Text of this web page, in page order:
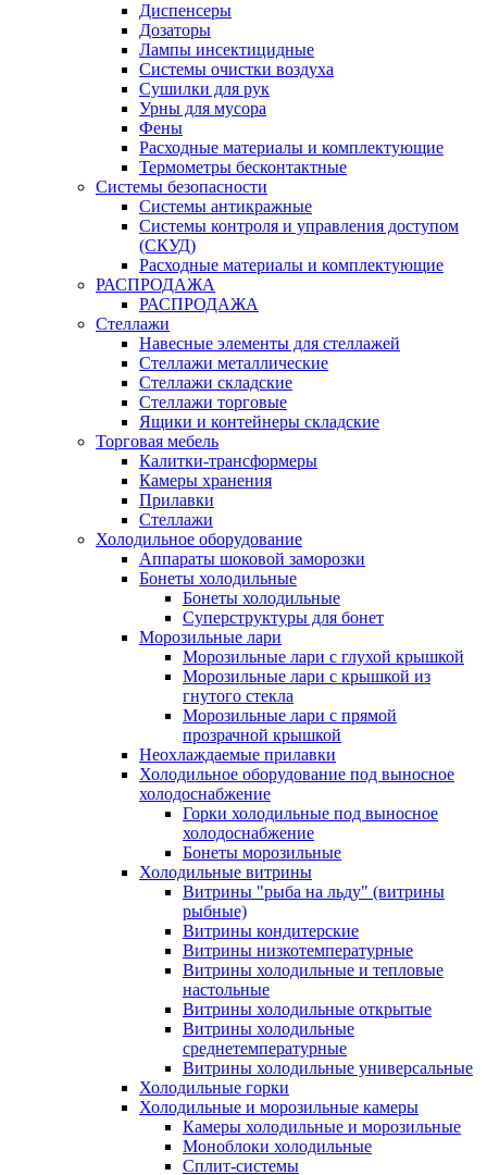
Диспенсеры
Дозаторы
Лампы инсектицидные
Системы очистки воздуха
Сушилки для рук
Урны для мусора
Фены
Расходные материалы и комплектующие
Термометры бесконтактные
Системы безопасности
Системы антикражные
Системы контроля и управления доступом
(СКУД)
Расходные материалы и комплектующие
РАСПРОДАЖА
РАСПРОДАЖА
Стеллажи
Навесные элементы для стеллажей
Стеллажи металлические
Стеллажи складские
Стеллажи торговые
Ящики и контейнеры складские
Торговая мебель
Калитки-трансформеры
Камеры хранения
Прилавки
Стеллажи
Холодильное оборудование
Аппараты шоковой заморозки
Бонеты холодильные
Бонеты холодильные
Суперструктуры для бонет
Морозильные лари
Морозильные лари с глухой крышкой
Морозильные лари с крышкой из
гнутого стекла
Морозильные лари с прямой
прозрачной крышкой
Неохлаждаемые прилавки
Холодильное оборудование под выносное
холодоснабжение
Горки холодильные под выносное
холодоснабжение
Бонеты морозильные
Холодильные витрины
Витрины "рыба на льду" (витрины
рыбные)
Витрины кондитерские
Витрины низкотемпературные
Витрины холодильные и тепловые
настольные
Витрины холодильные открытые
Витрины холодильные
среднетемпературные
Витрины холодильные универсальные
Холодильные горки
Холодильные и морозильные камеры
Камеры холодильные и морозильные
Моноблоки холодильные
Сплит-системы